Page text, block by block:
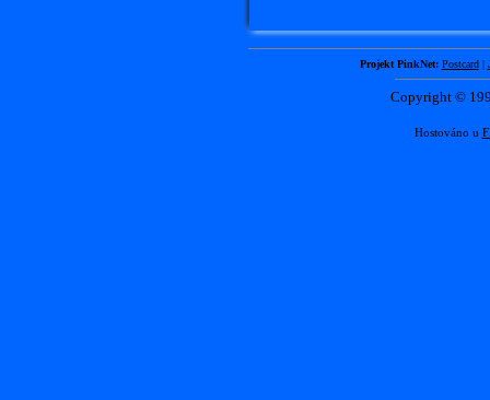
Projekt PinkNet: Postcard|
Copyright ©
Hostováno u